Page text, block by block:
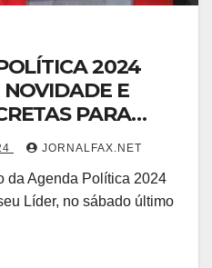
2024
E
PARA
DOS
DE CASTRO
JORNALFAX.NET
da Agenda Política 2024
Líder, no sábado último